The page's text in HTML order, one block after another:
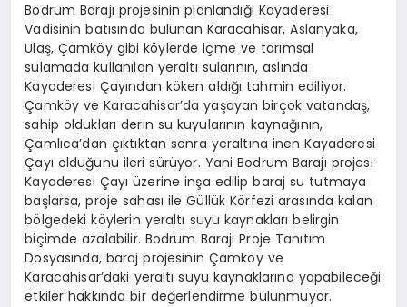
Bodrum Barajı projesinin planlandığı Kayaderesi
Vadisinin batısında bulunan Karacahisar, Aslanyaka,
Ulaş, Çamköy gibi köylerde içme ve tarımsal
sulamada kullanılan yeraltı sularının, aslında
Kayaderesi Çayından köken aldığı tahmin ediliyor.
Çamköy ve Karacahisar’da yaşayan birçok vatandaş,
sahip oldukları derin su kuyularının kaynağının,
Çamlıca’dan çıktıktan sonra yeraltına inen Kayaderesi
Çayı olduğunu ileri sürüyor. Yani Bodrum Barajı projesi
Kayaderesi Çayı üzerine inşa edilip baraj su tutmaya
başlarsa, proje sahası ile Güllük Körfezi arasında kalan
bölgedeki köylerin yeraltı suyu kaynakları belirgin
biçimde azalabilir. Bodrum Barajı Proje Tanıtım
Dosyasında, baraj projesinin Çamköy ve
Karacahisar’daki yeraltı suyu kaynaklarına yapabileceği
etkiler hakkında bir değerlendirme bulunmuyor.